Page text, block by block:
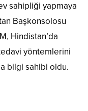
sahipliği yapmaya
Başkonsolosu
Hindistan’da
yöntemlerini
bilgi sahibi oldu.